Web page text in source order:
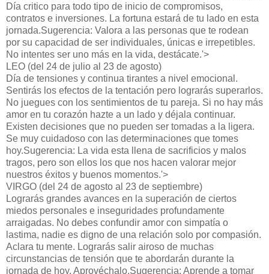
Día critico para todo tipo de inicio de compromisos,
contratos e inversiones. La fortuna estará de tu lado en esta
jornada.Sugerencia: Valora a las personas que te rodean
por su capacidad de ser individuales, únicas e irrepetibles.
No intentes ser uno más en la vida, destácate.'>
LEO (del 24 de julio al 23 de agosto)
Día de tensiones y continua tirantes a nivel emocional.
Sentirás los efectos de la tentación pero lograrás superarlos.
No juegues con los sentimientos de tu pareja. Si no hay más
amor en tu corazón hazte a un lado y déjala continuar.
Existen decisiones que no pueden ser tomadas a la ligera.
Se muy cuidadoso con las determinaciones que tomes
hoy.Sugerencia: La vida esta llena de sacrificios y malos
tragos, pero son ellos los que nos hacen valorar mejor
nuestros éxitos y buenos momentos.'>
VIRGO (del 24 de agosto al 23 de septiembre)
Lograrás grandes avances en la superación de ciertos
miedos personales e inseguridades profundamente
arraigadas. No debes confundir amor con simpatía o
lastima, nadie es digno de una relación solo por compasión.
Aclara tu mente. Lograrás salir airoso de muchas
circunstancias de tensión que te abordarán durante la
jornada de hoy. Aprovéchalo.Sugerencia: Aprende a tomar